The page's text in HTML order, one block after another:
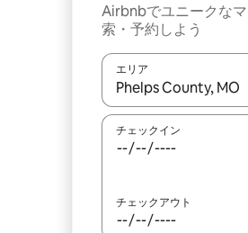
Airbnbでユニークな
索・予約しよう
エリア
検索結果が表示された
チェックイン
チェックアウト